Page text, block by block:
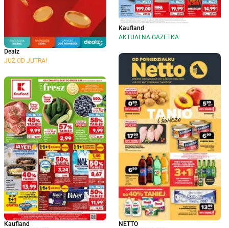
Dealz
JUŻ OD JUTRA!
Kaufland
Kaufland
AKTUALNA GAZETKA
NETTO